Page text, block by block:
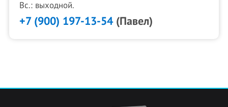
Вс.: выходной.
+7 (900) 197-13-54(Павел)